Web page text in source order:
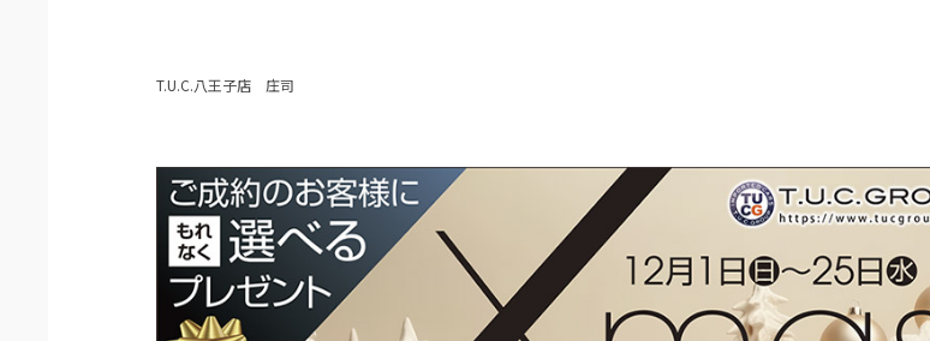
T.U.C.八王子店 庄司